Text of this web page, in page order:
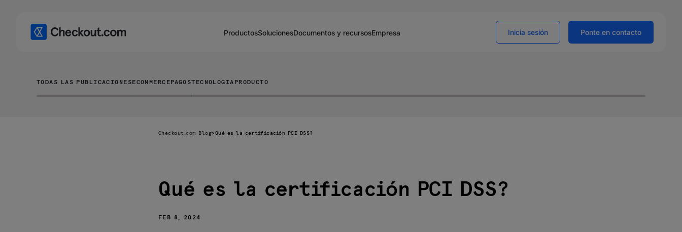
ProductosSolucionesDocumentos y recursosEmpresa Inicia sesión Ponte en contacto
TODAS LAS PUBLICACIONES ECOMMERCE PAGOSTECNOLOGIA PRODUCTO
Checkout.com Blog> Qué es la certificación PCI DSS?
Qué es la certificación PCI DSS?
FEB 8, 2024